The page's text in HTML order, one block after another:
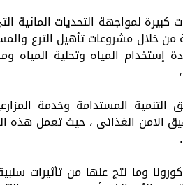
كبيرة لمواجهة التحديات المائية
من خلال مشروعات تأهيل الترع
إستخدام المياه وتحلية المياه
المستدامة وخدمة
الامن الغذائى ، حيث تعمل هذه
وما نتج عنها من تأثيرات